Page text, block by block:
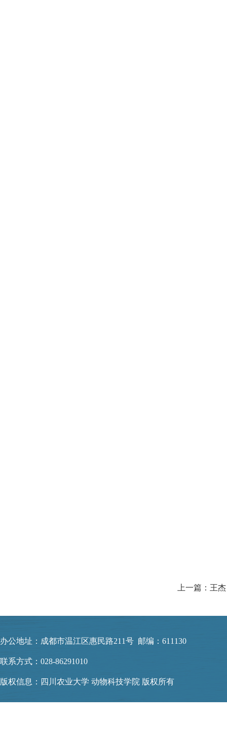
上一篇：王杰
办公地址：成都市温江区惠民路211号 邮编：611130
联系方式：028-86291010
版权信息：四川农业大学 动物科技学院 版权所有